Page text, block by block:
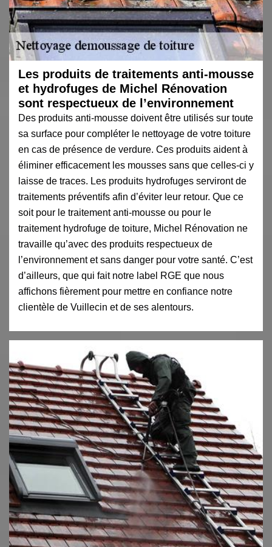
Les produits de traitements anti-mousse
et hydrofuges de Michel Rénovation
sont respectueux de l’environnement
Des produits anti-mousse doivent être utilisés sur toute
sa surface pour compléter le nettoyage de votre toiture
en cas de présence de verdure. Ces produits aident à
éliminer efficacement les mousses sans que celles-ci y
laisse de traces. Les produits hydrofuges serviront de
traitements préventifs afin d’éviter leur retour. Que ce
soit pour le traitement anti-mousse ou pour le
traitement hydrofuge de toiture, Michel Rénovation ne
travaille qu’avec des produits respectueux de
l’environnement et sans danger pour votre santé. C’est
d’ailleurs, que qui fait notre label RGE que nous
affichons fièrement pour mettre en confiance notre
clientèle de Vuillecin et de ses alentours.